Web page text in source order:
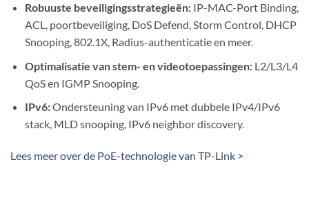
Robuuste beveiligingsstrategieën:IP-MAC-Port Binding,
ACL, poortbeveiliging, DoS Defend, Storm Control, DHCP
Snooping, 802.1X, Radius-authenticatie en meer.
Optimalisatie van stem- en videotoepassingen:L2/L3/L4
QoS en IGMP Snooping.
IPv6:Ondersteuning van IPv6 met dubbele IPv4/IPv6
stack, MLD snooping, IPv6 neighbor discovery.
Lees meer over de PoE-technologie van TP-Link >